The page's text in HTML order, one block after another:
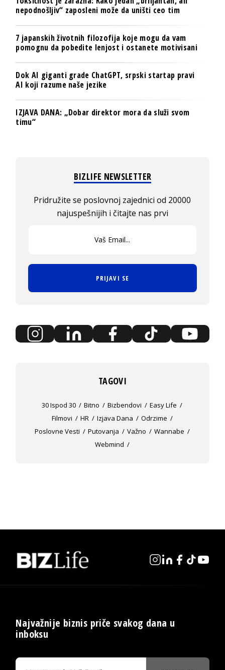
nepodnošljiv“ zaposleni može da uništi ceo tim
7 japanskih životnih filozofija koje mogu da vam
pomognu da pobedite lenjost i ostanete motivisani
Dok AI giganti grade ChatGPT, srpski startap pravi
AI koji razume naše jezike
IZJAVA DANA: „Dobar direktor mora da služi svom
timu“
BIZLIFE NEWSLETTER
Pridružite se poslovnoj zajednici od 20000
najuspešnijih i čitajte nas prvi
PRIJAVI SE
TAGOVI
30 Ispod 30 Bitno Bizbendovi
Easy Life
Filmovi
HR Izjava Dana
Odrzime
Poslovne Vesti
Putovanja Važno
Wannabe
Webmind
Najvažnije biznis priče svakog dana u
inboksu